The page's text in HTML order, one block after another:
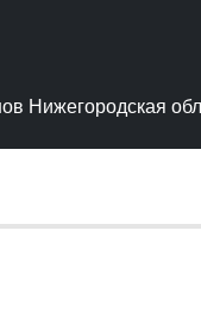
Нижегородская